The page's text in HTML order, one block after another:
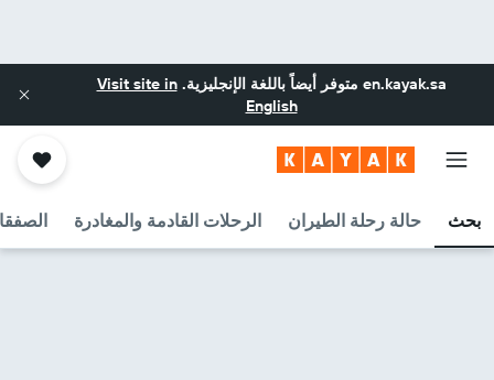
en.kayak.sa متوفر أيضاً باللغة الإنجليزية.Visit site in
English
بحث حالة رحلة الطيران الرحلات القادمة والمغادرة